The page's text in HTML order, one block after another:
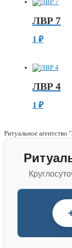
ЛВР 7
1 ₽
ЛВР 4
1 ₽
Ритуальное агентство